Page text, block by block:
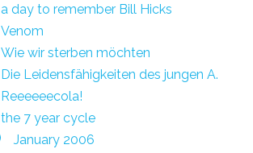
a day to remember Bill Hicks
Venom
Wie wir sterben möchten
Die Leidensfähigkeiten des jungen A.
Reeeeeecola!
the 7 year cycle
January 2006